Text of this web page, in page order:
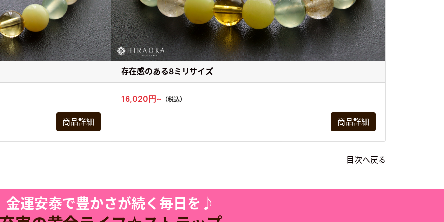
商品詳細
存在感のある8ミリサイズ
16,020円~ （税込）
商品詳細
目次へ戻る
金運安泰で豊かさが続く毎日を♪